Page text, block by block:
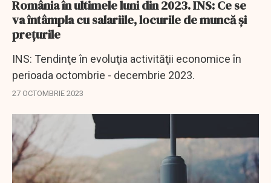
România în ultimele luni din 2023. INS: Ce se
va întâmpla cu salariile, locurile de muncă şi
preţurile
INS: Tendinţe în evoluţia activităţii economice în
perioada octombrie - decembrie 2023.
27 OCTOMBRIE 2023